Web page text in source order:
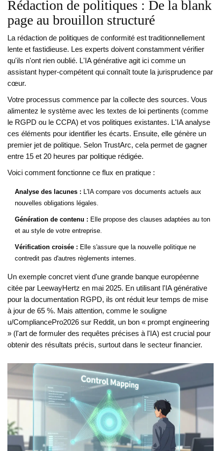
Rédaction de politiques : De la blank
page au brouillon structuré
La rédaction de politiques de conformité est traditionnellement
lente et fastidieuse. Les experts doivent constamment vérifier
qu'ils n'ont rien oublié. L'IA générative agit ici comme un
assistant hyper-compétent qui connaît toute la jurisprudence par
cœur.
Votre processus commence par la collecte des sources. Vous
alimentez le système avec les textes de loi pertinents (comme
le RGPD ou le CCPA) et vos politiques existantes. L'IA analyse
ces éléments pour identifier les écarts. Ensuite, elle génère un
premier jet de politique. Selon TrustArc, cela permet de gagner
entre 15 et 20 heures par politique rédigée.
Voici comment fonctionne ce flux en pratique :
Analyse des lacunes : L'IA compare vos documents actuels aux
nouvelles obligations légales.
Génération de contenu : Elle propose des clauses adaptées au ton
et au style de votre entreprise.
Vérification croisée : Elle s'assure que la nouvelle politique ne
contredit pas d'autres règlements internes.
Un exemple concret vient d'une grande banque européenne
citée par LeewayHertz en mai 2025. En utilisant l'IA générative
pour la documentation RGPD, ils ont réduit leur temps de mise
à jour de 65 %. Mais attention, comme le souligne
u/CompliancePro2026 sur Reddit, un bon « prompt engineering
» (l'art de formuler des requêtes précises à l'IA) est crucial pour
obtenir des résultats précis, surtout dans le secteur financier.